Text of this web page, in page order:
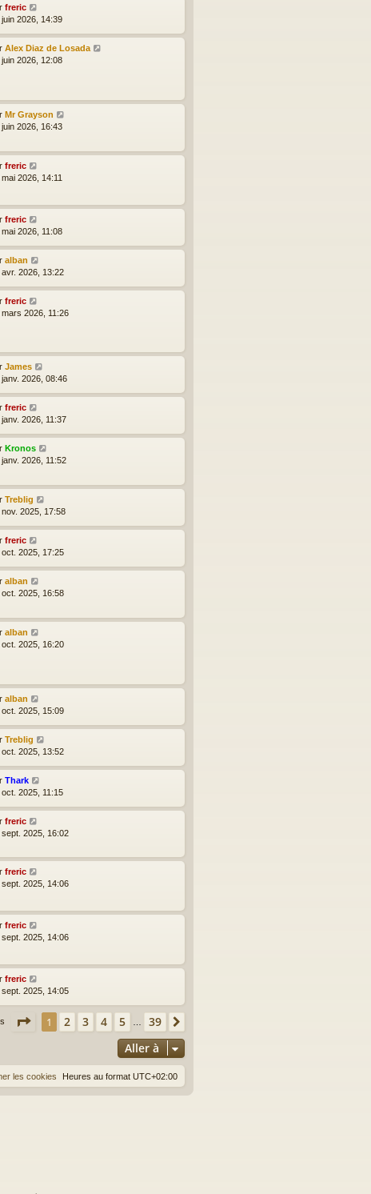
freric
juin 2026, 14:39
Alex Diaz de Losada
juin 2026, 12:08
Mr Grayson
juin 2026, 16:43
freric
mai 2026, 14:11
freric
mai 2026, 11:08
alban
avr. 2026, 13:22
freric
mars 2026, 11:26
James
janv. 2026, 08:46
freric
2026, 11:37
Kronos
2026, 11:52
Treblig
nov. 2025, 17:58
freric
oct. 2025, 17:25
alban
oct. 2025, 16:58
alban
oct. 2025, 16:20
alban
oct. 2025, 15:09
Treblig
oct. 2025, 13:52
Thark
oct. 2025, 11:15
freric
sept. 2025, 16:02
freric
sept. 2025, 14:06
freric
sept. 2025, 14:06
freric
sept. 2025, 14:05
Page 1sur 39
1 2 3 4 5 … 39
Aller à
Heures au format UTC+02:00
les cookies